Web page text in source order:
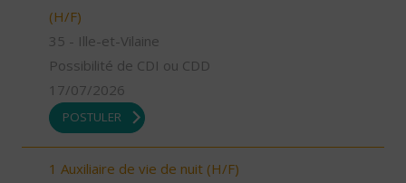
(H/F)
35 - Ille-et-Vilaine
Possibilité de CDI ou CDD
17/07/2026
POSTULER
1 Auxiliaire de vie de nuit (H/F)